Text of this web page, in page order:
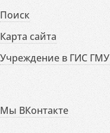
Поиск
Карта сайта
Учреждение в ГИС ГМУ
Мы ВКонтакте